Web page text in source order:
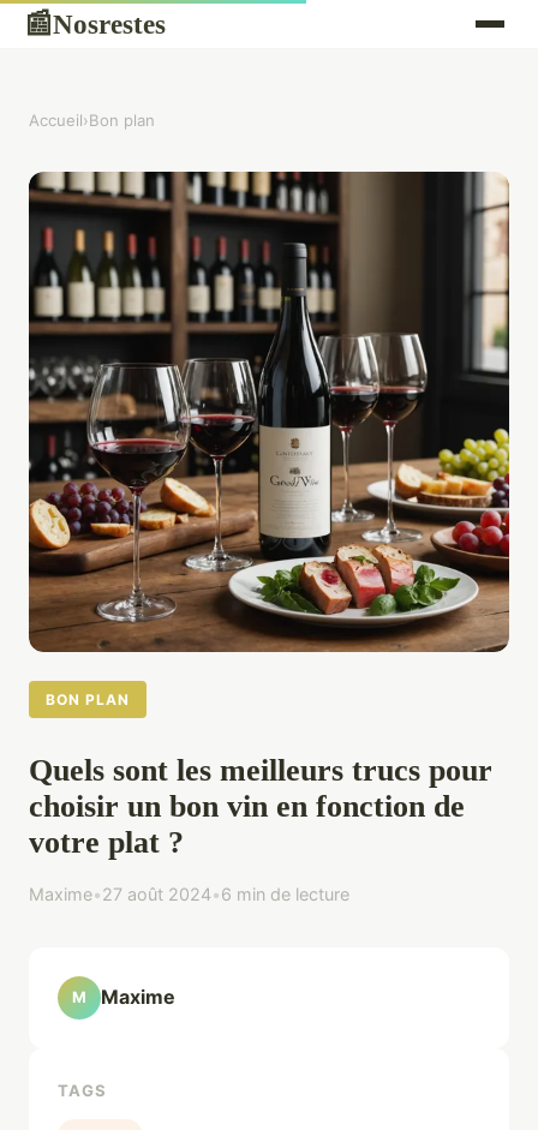
📰Nosrestes
Accueil›Bon plan
BON PLAN
Quels sont les meilleurs trucs pour
choisir un bon vin en fonction de
votre plat ?
Maxime•27 août 2024•6 min de lecture
M Maxime
TAGS